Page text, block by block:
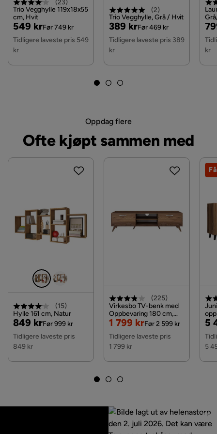
(23)
Trio Vegghylle 119x18x55
cm, Hvit
Pris
549 kr
Original
Pris
Før 749 kr
Tidligere laveste pris 549
kr
(2)
Trio Vegghylle, Grå / Hvit
Pris
389 kr
Original
Pris
Før 469 kr
Tidligere laveste pris 389
kr
kr
Oppdag flere
Ofte kjøpt sammen med
(15)
Hylle 161 cm, Natur
Pris
849 kr
Original
Pris
Før 999 kr
Tidligere laveste pris
849 kr
(225)
Virkesbo TV-benk med
Oppbevaring 180 cm,
Valnøtt / Brun / Rustikk
Nedsatt
Pris
1 799 kr
Original
Pris
Før 2 599 kr
Tidligere laveste pris
1 799 kr
5
5